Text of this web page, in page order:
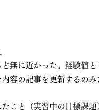
無に近かった。経験値
容の記事を更新するのみ
こと（実習中の目標課題